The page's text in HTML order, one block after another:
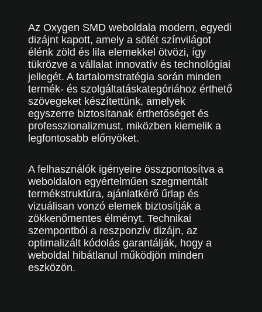
Az Oxygen SMD weboldala modern, egyedi
dizájnt kapott, amely a sötét színvilágot
élénk zöld és lila elemekkel ötvözi, így
tükrözve a vállalat innovatív és technológiai
jellegét. A tartalomstratégia során minden
termék- és szolgáltatáskategóriához érthető
szövegeket készítettünk, amelyek
egyszerre biztosítanak érthetőséget és
professzionalizmust, miközben kiemelik a
legfontosabb előnyöket.
A felhasználók igényeire összpontosítva a
weboldalon egyértelműen szegmentált
termékstruktúra, ajánlatkérő űrlap és
vizuálisan vonzó elemek biztosítják a
zökkenőmentes élményt. Technikai
szempontból a reszponzív dizájn, az
optimalizált kódolás garantálják, hogy a
weboldal hibátlanul működjön minden
eszközön.